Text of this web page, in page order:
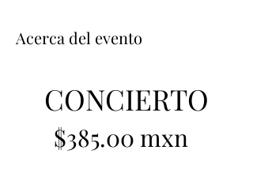
Acerca del evento
CONCIERTO
$385.00 mxn